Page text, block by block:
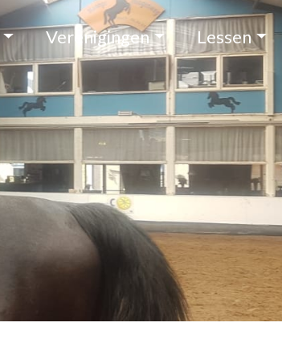
Verenigingen Lessen